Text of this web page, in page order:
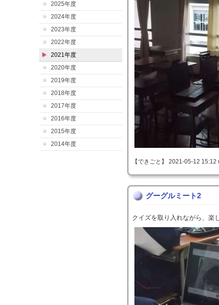
2025年度
2024年度
2023年度
2022年度
2021年度
2020年度
2019年度
2018年度
2017年度
2016年度
2015年度
2014年度
【できごと】 2021-05-12
グーグルミート2
クイズを取り入れながら、楽